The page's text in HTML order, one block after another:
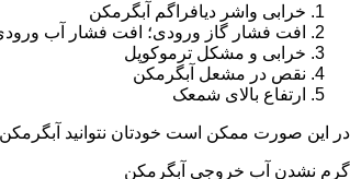
خرابی واشر دیافراگم آبگرمکن
افت فشار گاز ورودی؛ افت فشار آب
خرابی و مشکل ترموکوپل
نقص در مشعل آبگرمکن
ارتفاع بالای شمعک
در این صورت ممکن است خودتان نتوانید
گرم نشدن آب خروجی آبگرمکن